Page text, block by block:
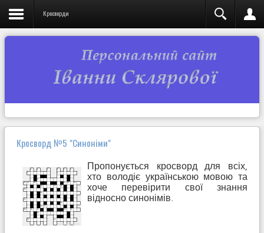
Кросворди
Кросворд №5 "Синоніми"
Пропонується кросворд для всіх,
хто володіє українською мовою та
хоче перевірити свої знання
відносно синонімів.